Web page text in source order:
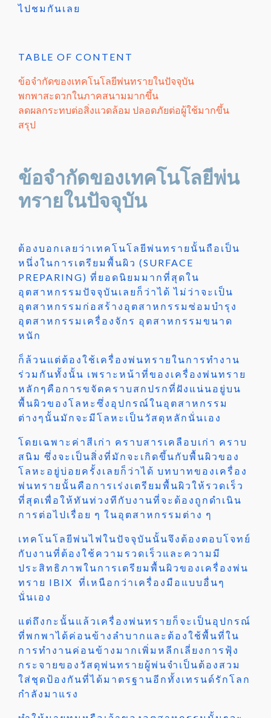
ไปชมกันเลย
TABLE OF CONTENT
ข้อจำกัดของเทคโนโลยีพ่นทรายในปัจจุบัน
พกพาสะดวกในภาคสนามมากขึ้น
ลดผลกระทบต่อสิ่งแวดล้อม ปลอดภัยต่อผู้ใช้มากขึ้น
สรุป
ข้อจำกัดของเทคโนโลยีพ่น
ทรายในปัจจุบัน
ต้องบอกเลยว่าเทคโนโลยีพ่นทรายนั้นถือเป็น
หนึ่งในการเตรียมพื้นผิว (SURFACE
PREPARING) ที่ยอดนิยมมากที่สุดใน
อุตสาหกรรมปัจจุบันเลยก็ว่าได้ ไม่ว่าจะเป็น
อุตสาหกรรมก่อสร้างอุตสาหกรรมซ่อมบำรุง
อุตสาหกรรมเครื่องจักร อุตสาหกรรมขนาด
หนัก
ก็ล้วนแต่ต้องใช้เครื่องพ่นทรายในการทำงาน
ร่วมกันทั้งนั้น เพราะหน้าที่ของเครื่องพ่นทราย
หลักๆคือการขจัดคราบสกปรกที่ฝังแน่นอยู่บน
พื้นผิวของโลหะซึ่งอุปกรณ์ในอุตสาหกรรม
ต่างๆนั้นมักจะมีโลหะเป็นวัสดุหลักนั่นเอง
โดยเฉพาะค่าสีเก่า คราบสารเคลือบเก่า คราบ
สนิม ซึ่งจะเป็นสิ่งที่มักจะเกิดขึ้นกับพื้นผิวของ
โลหะอยู่บ่อยครั้งเลยก็ว่าได้ บทบาทของเครื่อง
พ่นทรายนั้นคือการเร่งเตรียมพื้นผิวให้รวดเร็ว
ที่สุดเพื่อให้ทันท่วงทีกับงานที่จะต้องถูกดำเนิน
การต่อไปเรื่อย ๆ ในอุตสาหกรรมต่าง ๆ
เทคโนโลยีพ่นไฟในปัจจุบันนั้นจึงต้องตอบโจทย์
กับงานที่ต้องใช้ความรวดเร็วและความมี
ประสิทธิภาพในการเตรียมพื้นผิวของเครื่องพ่น
ทราย IBIX ที่เหนือกว่าเครื่องมือแบบอื่นๆ
นั่นเอง
แต่ถึงกะนั้นแล้วเครื่องพ่นทรายก็จะเป็นอุปกรณ์
ที่พกพาได้ค่อนข้างลำบากและต้องใช้พื้นที่ใน
การทำงานค่อนข้างมากเพิ่มหลีกเลี่ยงการฟุ้ง
กระจายของวัสดุพ่นทรายผู้พ่นจำเป็นต้องสวม
ใส่ชุดป้องกันที่ได้มาตรฐานอีกทั้งเทรนด์รักโลก
กำลังมาแรง